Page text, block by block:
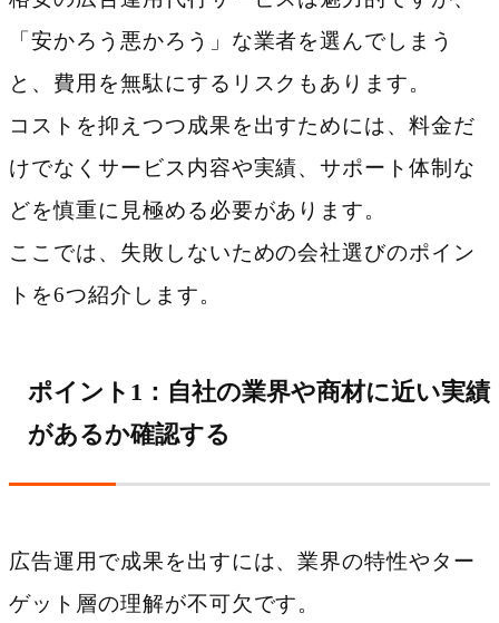
「安かろう悪かろう」な業者を選んでしまう
と、費用を無駄にするリスクもあります。
コストを抑えつつ成果を出すためには、料金だ
けでなくサービス内容や実績、サポート体制な
どを慎重に見極める必要があります。
ここでは、失敗しないための会社選びのポイン
トを6つ紹介します。
ポイント1：自社の業界や商材に近い実績
があるか確認する
広告運用で成果を出すには、業界の特性やター
ゲット層の理解が不可欠です。